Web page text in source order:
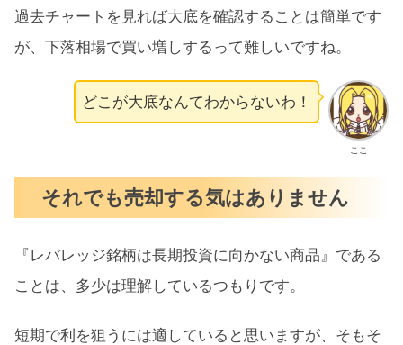
過去チャートを見れば大底を確認することは簡単です
が、下落相場で買い増しするって難しいですね。
ここ
どこが大底なんてわからないわ！
それでも売却する気はありません
『レバレッジ銘柄は長期投資に向かない商品』である
ことは、多少は理解しているつもりです。
短期で利を狙うには適していると思いますが、そもそ